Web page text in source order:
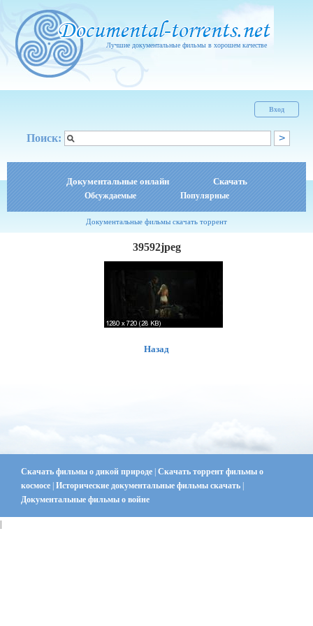
Лучшие документальные фильмы в хорошем качестве
Вход
Поиск:
Документальные онлайн Скачать
Обсуждаемые Популярные
Документальные фильмы скачать торрент
39592jpeg
Назад
Скачать фильмы о дикой природе | Скачать торрент фильмы о
космосе | Исторические документальные фильмы скачать |
Документальные фильмы о войне
|